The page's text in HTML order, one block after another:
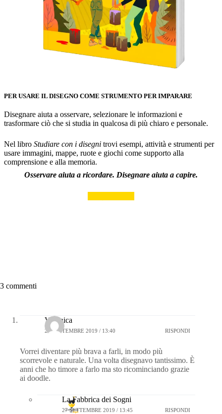
PER USARE IL DISEGNO COME STRUMENTO PER IMPARARE
Disegnare aiuta a osservare, selezionare le informazioni e
trasformare ciò che si studia in qualcosa di più chiaro e personale.
Nel libro Studiare con i disegni trovi esempi, attività e strumenti per
usare immagini, mappe, ruote e giochi come supporto alla
comprensione e alla memoria.
Osservare aiuta a ricordare. Disegnare aiuta a capire.
3 commenti
Veronica
27 SETTEMBRE 2019 / 13:40 RISPONDI
Vorrei diventare più brava a farli, in modo più
scorrevole e naturale. Una volta disegnavo tantissimo. È
anni che ho timore a farlo ma sto ricominciando grazie
ai doodle.
La Fabbrica dei Sogni
27 SETTEMBRE 2019 / 13:45 RISPONDI